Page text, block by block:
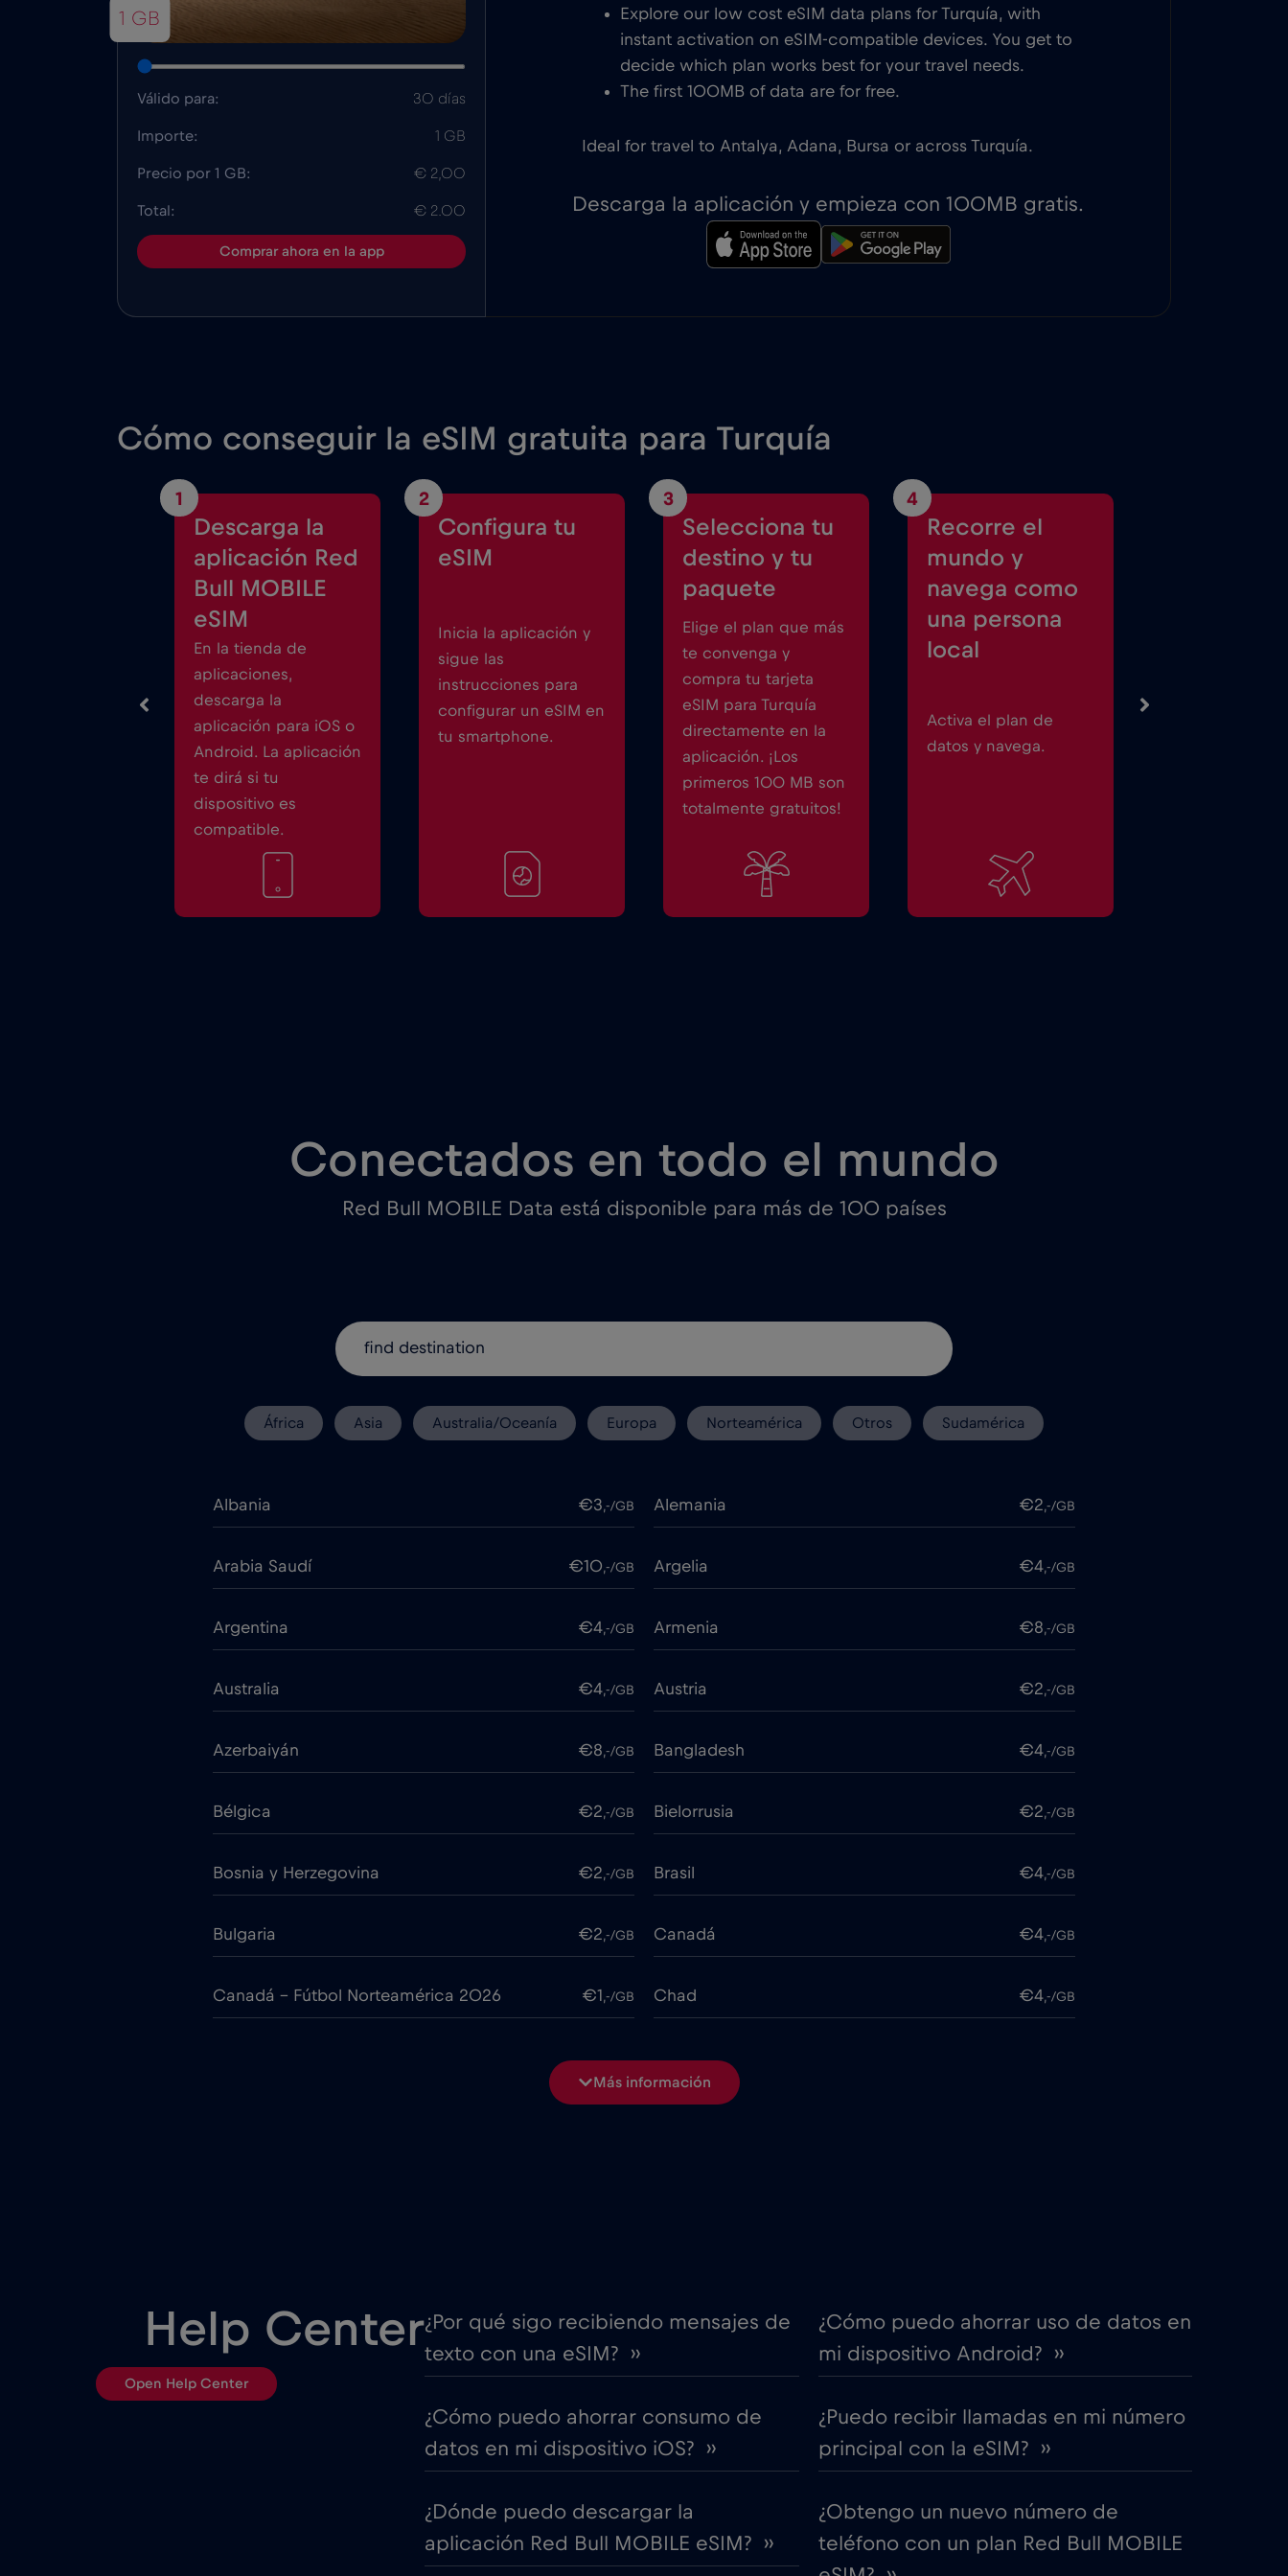
1 GB
Válido para: 30 días
Importe: 1 GB
Precio por 1 GB: € 2,00
Total: € 2.00
Comprar ahora en la app
Explore our low cost eSIM data plans for Turquía, with
instant activation on eSIM-compatible devices. You get to
decide which plan works best for your travel needs.
The first 100MB of data are for free.
Ideal for travel to Antalya, Adana, Bursa or across Turquía.
Descarga la aplicación y empieza con 100MB gratis.
Cómo conseguir la eSIM gratuita para Turquía
1
Descarga la
aplicación Red
Bull MOBILE
eSIM
En la tienda de
aplicaciones,
descarga la
aplicación para iOS o
Android. La aplicación
te dirá si tu
dispositivo es
compatible.
2
Configura tu
eSIM
Inicia la aplicación y
sigue las
instrucciones para
configurar un eSIM en
tu smartphone.
3
Selecciona tu
destino y tu
paquete
Elige el plan que más
te convenga y
compra tu tarjeta
eSIM para Turquía
directamente en la
aplicación. ¡Los
primeros 100 MB son
totalmente gratuitos!
4
Recorre el
mundo y
navega como
una persona
local
Activa el plan de
datos y navega.
Conectados en todo el mundo
Red Bull MOBILE Data está disponible para más de 100 países
África Asia Australia/Oceanía Europa Norteamérica Otros Sudamérica
Albania €3,-/GB Alemania €2,-/GB
Arabia Saudí €10,-/GB Argelia €4,-/GB
Argentina €4,-/GB Armenia €8,-/GB
Australia €4,-/GB Austria €2,-/GB
Azerbaiyán €8,-/GB Bangladesh €4,-/GB
Bélgica €2,-/GB Bielorrusia €2,-/GB
Bosnia y Herzegovina €2,-/GB Brasil €4,-/GB
Bulgaria €2,-/GB Canadá €4,-/GB
Canadá - Fútbol Norteamérica 2026 €1 ,-/GB Chad €4,-/GB
€7,-/GB China
Dubai €5 ,-/GB €4
EEUU - Norteamérica Fútbol 2026 €1,-/GB Egipto €12,-/GB
€2,-/GB España €2,-/GB
Más información
Help Center
Open Help Center
¿Por qué sigo recibiendo mensajes de
texto con una eSIM? ››
¿Cómo puedo ahorrar uso de datos en
mi dispositivo Android? ››
¿Cómo puedo ahorrar consumo de
datos en mi dispositivo iOS? ››
¿Puedo recibir llamadas en mi número
principal con la eSIM? ››
¿Dónde puedo descargar la
aplicación Red Bull MOBILE eSIM? ››
¿Obtengo un nuevo número de
teléfono con un plan Red Bull MOBILE